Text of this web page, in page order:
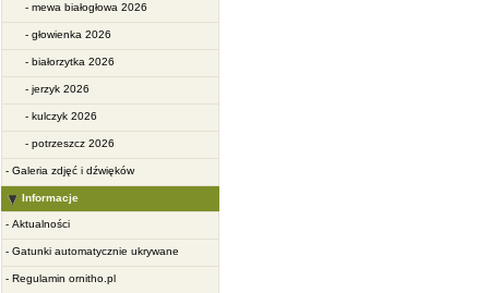
- mewa białogłowa 2026
- głowienka 2026
- białorzytka 2026
- jerzyk 2026
- kulczyk 2026
- potrzeszcz 2026
- Galeria zdjęć i dźwięków
Informacje
- Aktualności
- Gatunki automatycznie ukrywane
- Regulamin ornitho.pl